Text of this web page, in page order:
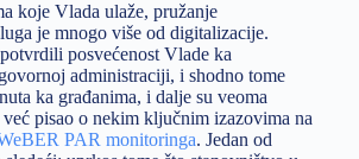
koje Vlada ulaže, pružanje
je mnogo više od digitalizacije.
posvećenost Vlade ka
administraciji, i shodno tome
ka građanima, i dalje su veoma
pisao o nekim ključnim izazovima na
PAR monitoringa. Jedan od